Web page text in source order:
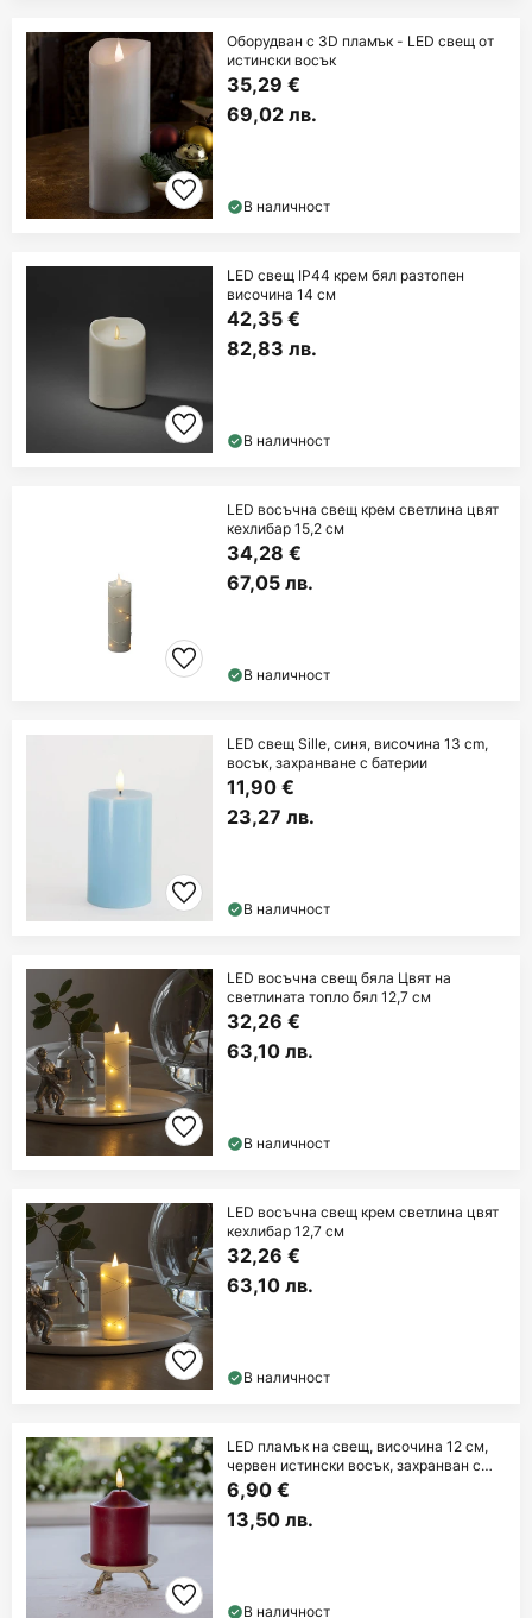
Оборудван с 3D пламък - LED свещ от
истински восък
35,29 €
69,02 лв.
В наличност
LED свещ IP44 крем бял разтопен
височина 14 см
42,35 €
82,83 лв.
В наличност
LED восъчна свещ крем светлина цвят
кехлибар 15,2 см
34,28 €
67,05 лв.
В наличност
LED свещ Sille, синя, височина 13 cm,
восък, захранване с батерии
11,90 €
23,27 лв.
В наличност
LED восъчна свещ бяла Цвят на
светлината топло бял 12,7 см
32,26 €
63,10 лв.
В наличност
LED восъчна свещ крем светлина цвят
кехлибар 12,7 см
32,26 €
63,10 лв.
В наличност
LED пламък на свещ, височина 12 см,
червен истински восък, захранван с
батерии
6,90 €
13,50 лв.
В наличност